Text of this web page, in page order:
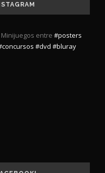
entre #posters
#dvd #bluray